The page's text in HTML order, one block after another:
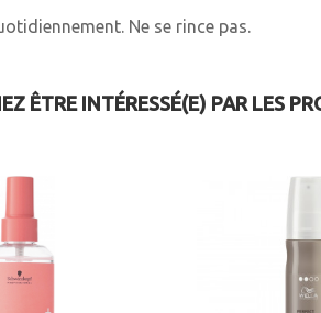
Ne se rince pas.
ÊTRE INTÉRESSÉ(E) PAR LES